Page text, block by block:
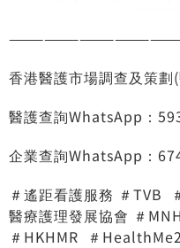
香港醫護市場調查及策劃
醫護查詢WhatsApp：
企業查詢WhatsApp：
＃遙距看護服務 ＃TVB
醫療護理發展協會 ＃
＃HKHMR ＃HealthMe2